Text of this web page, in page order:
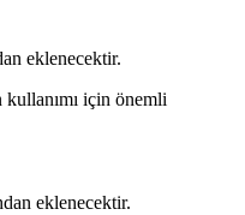
eklenecektir.
için önemli
eklenecektir.